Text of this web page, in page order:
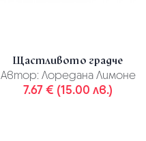
Щастливото градче
Автор: Лоредана Лимоне
7.67 € (15.00 лв.)